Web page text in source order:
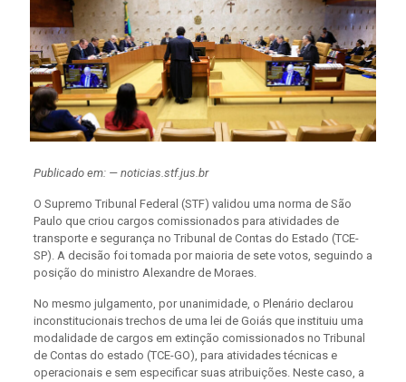
Publicado em: — noticias.stf.jus.br
O Supremo Tribunal Federal (STF) validou uma norma de São
Paulo que criou cargos comissionados para atividades de
transporte e segurança no Tribunal de Contas do Estado (TCE-
SP). A decisão foi tomada por maioria de sete votos, seguindo a
posição do ministro Alexandre de Moraes.
No mesmo julgamento, por unanimidade, o Plenário declarou
inconstitucionais trechos de uma lei de Goiás que instituiu uma
modalidade de cargos em extinção comissionados no Tribunal
de Contas do estado (TCE-GO), para atividades técnicas e
operacionais e sem especificar suas atribuições. Neste caso, a